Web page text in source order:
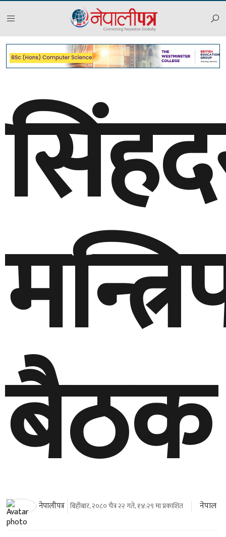
बैठक
नेपालीपत्र बिहीबार, २०८० चैत्र २२ गते, १४:२९ मा प्रकाशित नेपाल